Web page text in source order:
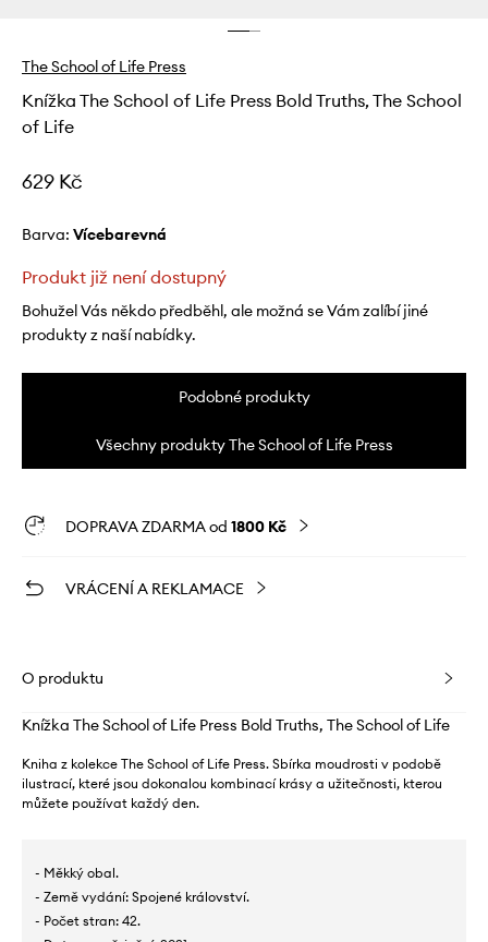
The School of Life Press
Knížka The School of Life Press Bold Truths, The School
of Life
629 Kč
Barva: vícebarevná
Produkt již není dostupný
Bohužel Vás někdo předběhl, ale možná se Vám zalíbí jiné
produkty z naší nabídky.
Podobné produkty
Všechny produkty The School of Life Press
DOPRAVA ZDARMA od 1800 Kč
VRÁCENÍ A REKLAMACE
O produktu
Knížka The School of Life Press Bold Truths, The School of Life
Kniha z kolekce The School of Life Press. Sbírka moudrosti v podobě
ilustrací, které jsou dokonalou kombinací krásy a užitečnosti, kterou
můžete používat každý den.
- Měkký obal.
- Země vydání: Spojené království.
- Počet stran: 42.